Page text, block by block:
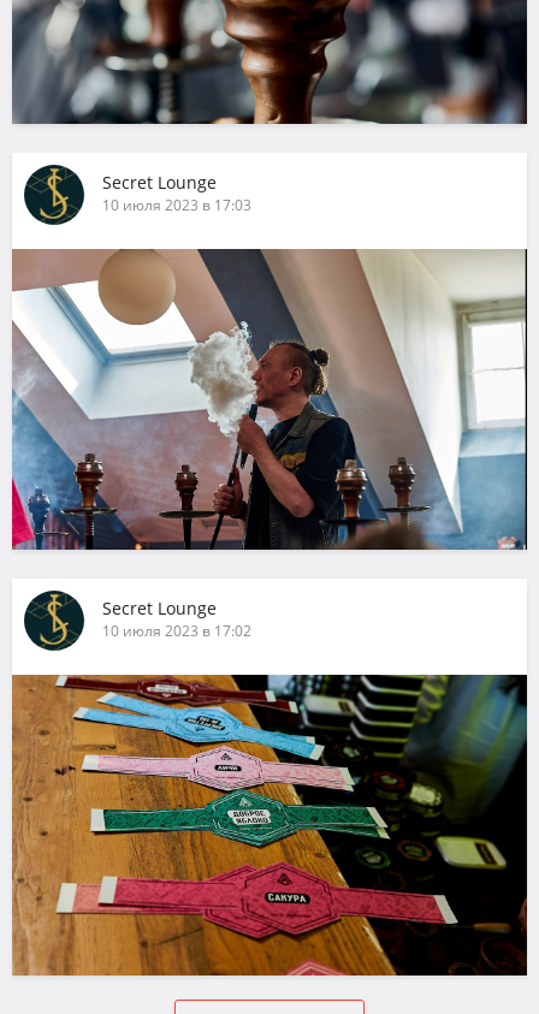
Secret Lounge
10 июля 2023 в 17:03
Secret Lounge
10 июля 2023 в 17:02